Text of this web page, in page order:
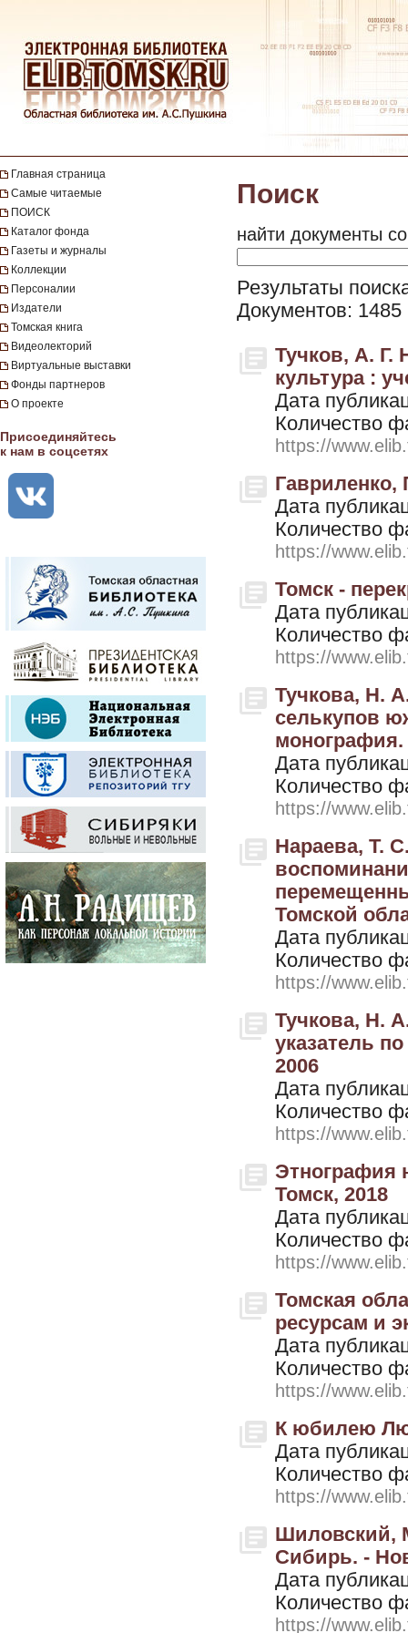
Главная страница
Самые читаемые
ПОИСК
Каталог фонда
Газеты и журналы
Коллекции
Персоналии
Издатели
Томская книга
Видеолекторий
Виртуальные выставки
Фонды партнеров
О проекте
Присоединяйтесь
к нам в соцсетях
Поиск
найти документы
Результаты
Документов: 1485
Тучков, А. Г.
культура :
Дата
Количество
https://
Гавриленко,
Дата
Количество
https://
Томск -
Дата
Количество
https://
Тучкова, Н.
селькупов
монография.
Дата
Количество
https://
Нараева, Т.
Томской
Дата
Количество
https://
Тучкова, Н.
указатель
2006
Дата
Количество
https://
Этнография
Томск, 2018
Дата
Количество
https://
Томская
ресурсам и
Дата
Количество
https://
К юбилею
Дата
Количество
https://
Шиловский,
Сибирь. -
Дата
Количество
https://